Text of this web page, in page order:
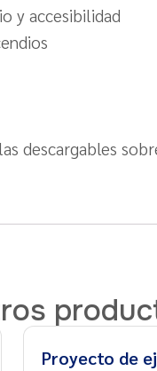
y accesibilidad
descargables
Proyecto de